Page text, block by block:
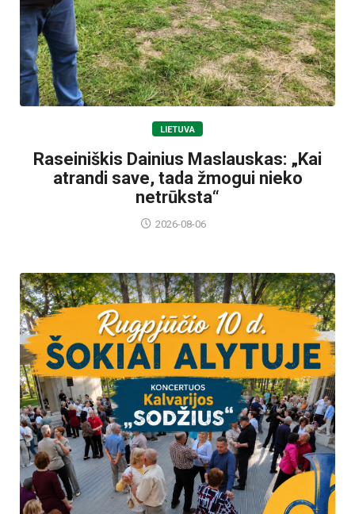
LIETUVA
Raseiniškis Dainius Maslauskas: „Kai
atrandi save, tada žmogui nieko
netrūksta“
2026-08-06